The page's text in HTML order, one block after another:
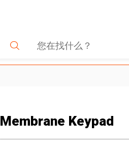
Membrane Keypad